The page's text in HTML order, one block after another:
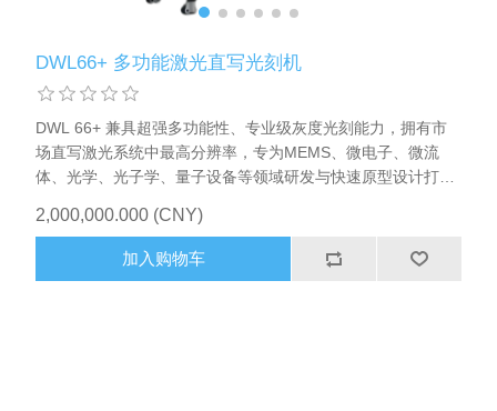
DWL66+ 多功能激光直写光刻机
DWL 66+ 兼具超强多功能性、专业级灰度光刻能力，拥有市
场直写激光系统中最高分辨率，专为MEMS、微电子、微流
体、光学、光子学、量子设备等领域研发与快速原型设计打
仪器(Heidelberg Instruments)广泛用于高精度、多功能微纳结
构制备，面向研发与小规模掩模制作，是全球高校、科研机构
2,000,000.000 (CNY)
加入购物车